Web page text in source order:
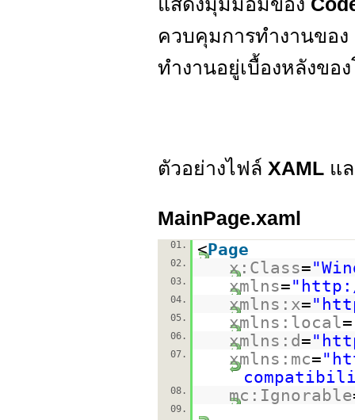
ควบคุมการทำงานของ
ทำงานอยู่เบื้องหลังขอ
ตัวอย่างไฟล์ XAML แ
MainPage.xaml
01. <Page
02. x:Class=
03. xmlns="
04. xmlns:x="
05. xmlns:local=
06. xmlns:d="
07. xmlns:mc="
08. mc:Ignorable
09.